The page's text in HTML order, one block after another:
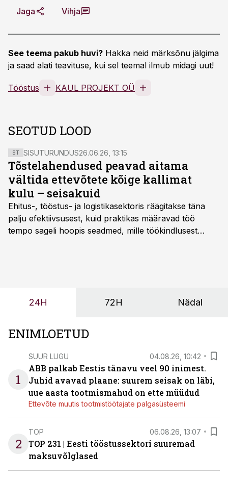
Jaga Vihja
See teema pakub huvi? Hakka neid märksõnu jälgima
ja saad alati teavituse, kui sel teemal ilmub midagi uut!
Tööstus KAUL PROJEKT OÜ
SEOTUD LOOD
ST SISUTURUNDUS26.06.26, 13:15
Tõstelahendused peavad aitama
vältida ettevõtete kõige kallimat
kulu – seisakuid
Ehitus-, tööstus- ja logistikasektoris räägitakse täna
palju efektiivsusest, kuid praktikas määravad töö
tempo sageli hoopis seadmed, mille töökindlusest
24H 72H Nädal
ENIMLOETUD
1
SUUR LUGU 04.08.26, 10:42
ABB palkab Eestis tänavu veel 90 inimest.
Juhid avavad plaane: suurem seisak on läbi,
uue aasta tootmismahud on ette müüdud
Ettevõte muutis tootmistöötajate palgasüsteemi
2
TOP 06.08.26, 13:07
TOP 231 | Eesti tööstussektori suuremad
maksuvõlglased